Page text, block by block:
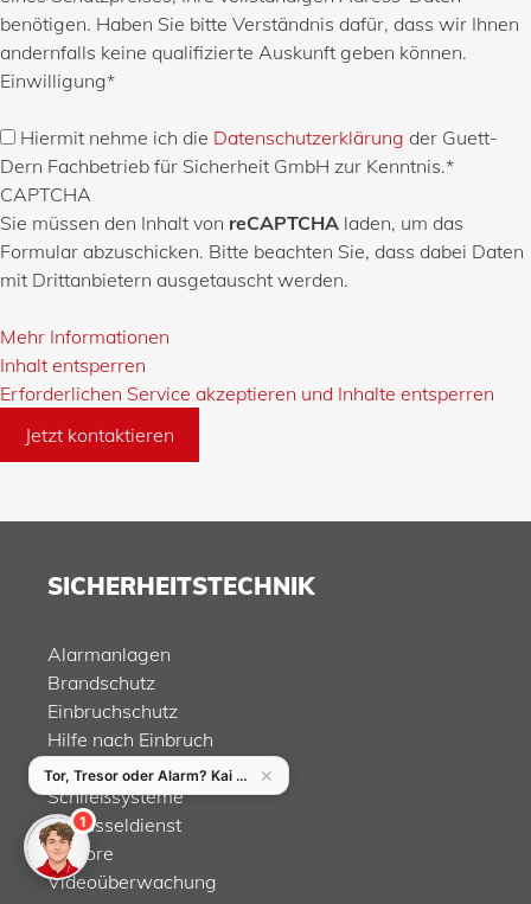
benötigen. Haben Sie bitte Verständnis dafür, dass wir Ihnen
andernfalls keine qualifizierte Auskunft geben können.
Einwilligung*
Hiermit nehme ich die Datenschutzerklärung der Guett-
Dern Fachbetrieb für Sicherheit GmbH zur Kenntnis.*
CAPTCHA
Sie müssen den Inhalt von reCAPTCHA laden, um das
Formular abzuschicken. Bitte beachten Sie, dass dabei Daten
mit Drittanbietern ausgetauscht werden.
Mehr Informationen
Inhalt entsperren
Erforderlichen Service akzeptieren und Inhalte entsperren
Jetzt kontaktieren
SICHERHEITSTECHNIK
Alarmanlagen
Brandschutz
Einbruchschutz
Hilfe nach Einbruch
Home Security
Schließsysteme
Schlüsseldienst
Tresore
Videoüberwachung